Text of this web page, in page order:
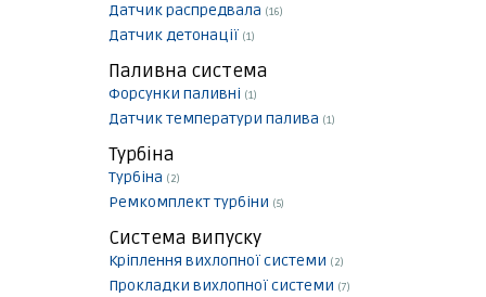
Датчик распредвала (16)
Датчик детонації (1)
Паливна система
Форсунки паливні (1)
Датчик температури палива (1)
Турбіна
Турбіна (2)
Ремкомплект турбіни (5)
Система випуску
Кріплення вихлопної системи (2)
Прокладки вихлопної системи (7)